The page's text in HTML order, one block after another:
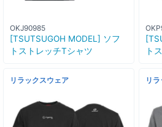
OKJ90985
[TSUTSUGOH MODEL] ソフ
トストレッチTシャツ
ト
リラックスウェア リ